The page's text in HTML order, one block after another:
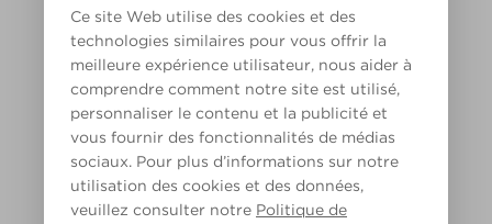
Ce site Web utilise des cookies et des
technologies similaires pour vous offrir la
meilleure expérience utilisateur, nous aider à
comprendre comment notre site est utilisé,
personnaliser le contenu et la publicité et
vous fournir des fonctionnalités de médias
sociaux. Pour plus d’informations sur notre
utilisation des cookies et des données,
veuillez consulter notre Politique de
Lumière chaude